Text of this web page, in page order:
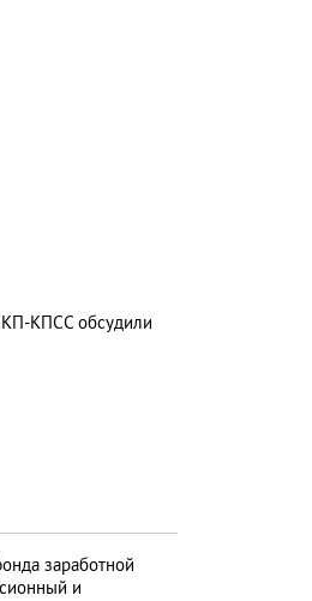
КПСС обсудили
заработной
и